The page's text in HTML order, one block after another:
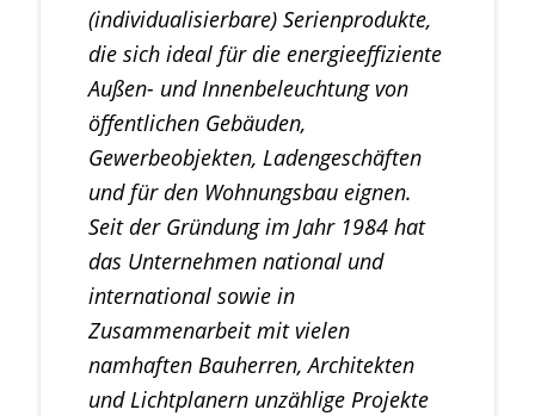
(individualisierbare) Serienprodukte,
die sich ideal für die energieeffiziente
Außen- und Innenbeleuchtung von
öffentlichen Gebäuden,
Gewerbeobjekten, Ladengeschäften
und für den Wohnungsbau eignen.
Seit der Gründung im Jahr 1984 hat
das Unternehmen national und
international sowie in
Zusammenarbeit mit vielen
namhaften Bauherren, Architekten
und Lichtplanern unzählige Projekte